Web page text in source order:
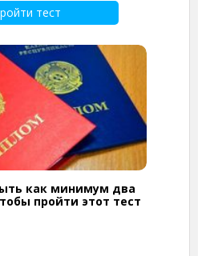
тест
как минимум два
пройти этот тест